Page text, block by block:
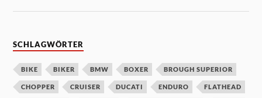
SCHLAGWÖRTER
BIKE BIKER BMW BOXER BROUGH SUPERIOR
CHOPPER CRUISER DUCATI ENDURO FLATHEAD